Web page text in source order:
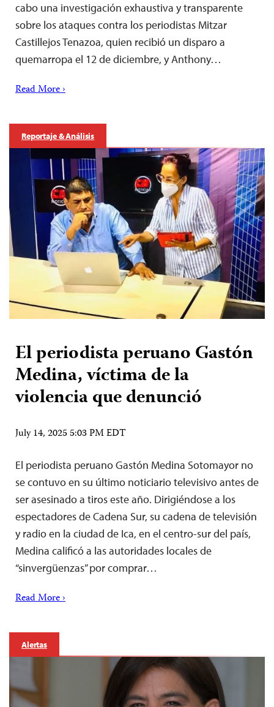
cabo una investigación exhaustiva y transparente
sobre los ataques contra los periodistas Mitzar
Castillejos Tenazoa, quien recibió un disparo a
quemarropa el 12 de diciembre, y Anthony…
Read More ›
Reportaje & Análisis
El periodista peruano Gastón
Medina, víctima de la
violencia que denunció
July 14, 2025 5:03 PM EDT
El periodista peruano Gastón Medina Sotomayor no
se contuvo en su último noticiario televisivo antes de
ser asesinado a tiros este año. Dirigiéndose a los
espectadores de Cadena Sur, su cadena de televisión
y radio en la ciudad de Ica, en el centro-sur del país,
Medina calificó a las autoridades locales de
“sinvergüenzas” por comprar…
Read More ›
Alertas